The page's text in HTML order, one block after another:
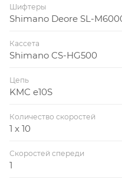
Шифтеры
Shimano Deore SL-
Кассета
Shimano CS-HG500
Цепь
KMC e10S
Количество скоростей
1 x 10
Скоростей спереди
1